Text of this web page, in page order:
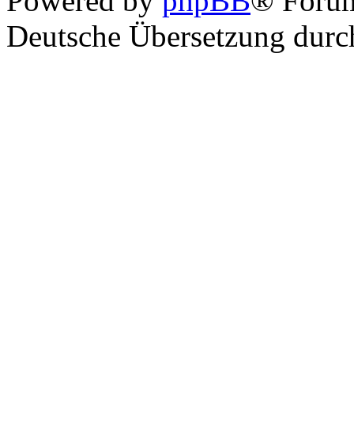
Deutsche Übersetzung